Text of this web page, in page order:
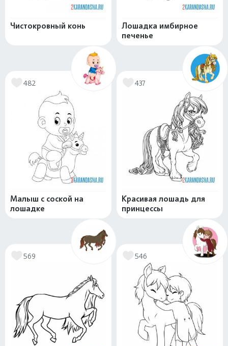
Чистокровный конь
Лошадка имбирное
печенье
482
Малыш с соской на
лошадке
437
Красивая лошадь для
принцессы
569 546